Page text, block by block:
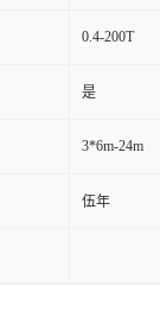
0.4-200T
是
3*6m-24m
伍年